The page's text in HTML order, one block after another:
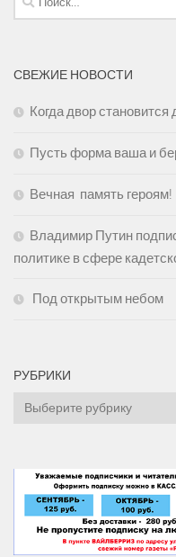
СВЕЖИЕ НОВОСТИ
Когда двор
Пусть форма ваша и
Вечная память героям!
Владимир Путин
политике в сфере
Под открытым небом
РУБРИКИ
Рубрики